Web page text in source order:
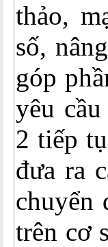
thảo,
số,
góp
yêu
2 tiếp
đưa ra
chuyển
trên cơ